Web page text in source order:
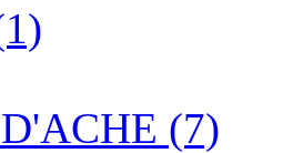
(7)